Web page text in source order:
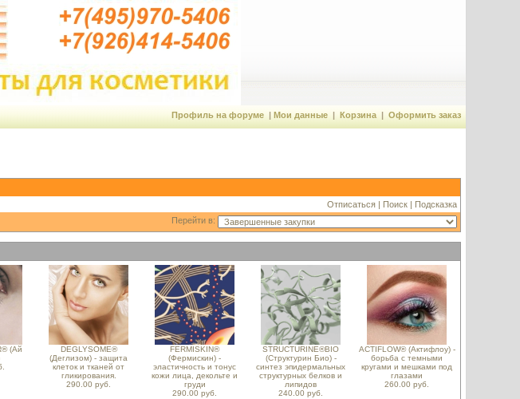
Профиль на форуме| Мои данные| Корзина| Оформить заказ
Отписаться| Поиск| Подсказка
Перейти в:
(Ай
DEGLYSOME®
(Деглизом) - защита
клеток и тканей от
гликирования.
290.00 руб.
FERMISKIN®
(Фермискин) -
эластичность и тонус
кожи лица, декольте и
груди
290.00 руб.
STRUCTURINE®BIO
(Структурин Био) -
синтез эпидермальных
структурных белков и
липидов
240.00 руб.
ACTIFLOW® (Актифлоу) -
борьба с темными
кругами и мешками под
глазами
260.00 руб.